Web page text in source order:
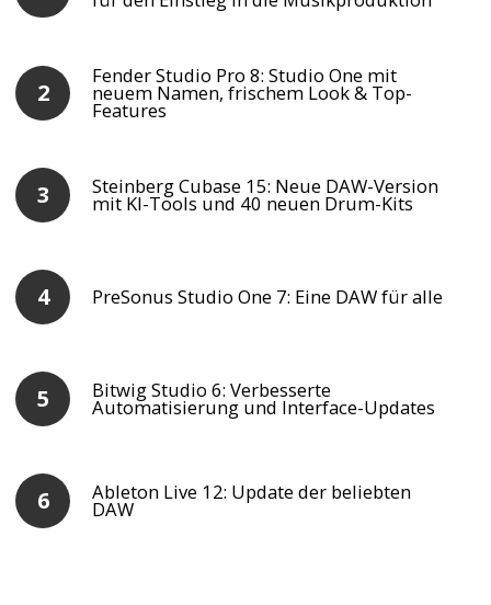
Fender Studio Pro 8: Studio One mit
neuem Namen, frischem Look & Top-
Features
Steinberg Cubase 15: Neue DAW-Version
mit KI-Tools und 40 neuen Drum-Kits
PreSonus Studio One 7: Eine DAW für alle
Bitwig Studio 6: Verbesserte
Automatisierung und Interface-Updates
Ableton Live 12: Update der beliebten
DAW